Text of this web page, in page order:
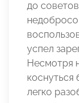
до
успел
Несмотря
коснуться
легко